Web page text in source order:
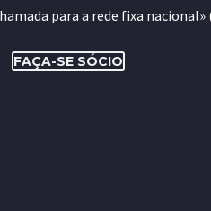
para a rede fixa nacional»
FAÇA-SE SÓCIO